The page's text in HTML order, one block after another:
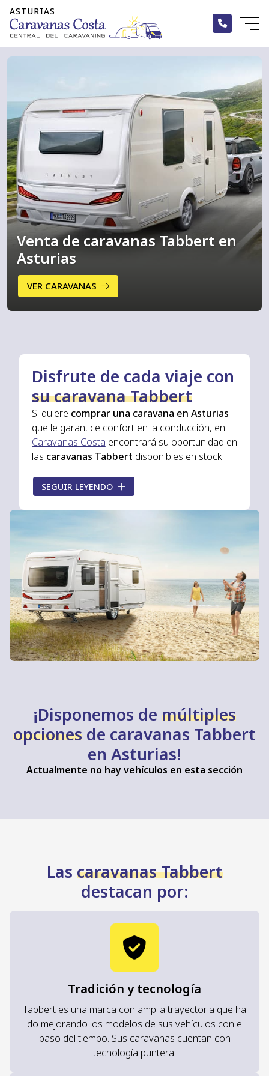
Ocasión
Marcas
Ocasión
Alquiler
Marcas
Ocasión
Marcas
Alquiler
Venta de caravanas Tabbert en
Asturias
VER CARAVANAS
Disfrute de cada viaje con
su caravana Tabbert
Si quiere comprar una caravana en Asturias
que le garantice confort en la conducción, en
Caravanas Costa encontrará su oportunidad en
las caravanas Tabbert disponibles en stock.
Tabbert es una marca referente en el sector
que se caracteriza por ofrecer
última tecnología y los mejores acabadosa
caravana moderna y que garantice la
seguridaden carretera. ¡Apueste por Tabbert
para comprar una caravana en Asturias con
garantías!
SEGUIR LEYENDO
¡Disponemos de múltiples
opciones de caravanas Tabbert
en Asturias!
Actualmente no hay vehículos en esta sección
Las caravanas Tabbert
destacan por:
Tradición y tecnología
Tabbert es una marca con amplia trayectoria que ha
ido mejorando los modelos de sus vehículos con el
paso del tiempo. Sus caravanas cuentan con
tecnología puntera.